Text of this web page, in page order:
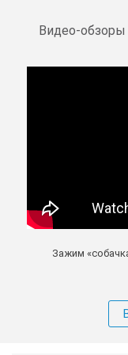
Видео-обзоры
Зажим